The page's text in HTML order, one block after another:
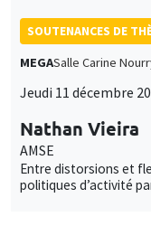
SOUTENANCES DE
MEGASalle Carine
Jeudi 11 décembre
Nathan Vieira
AMSE
Entre distorsions et
politiques d’activité